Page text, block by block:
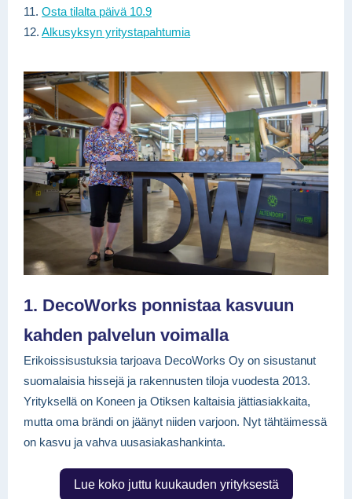
11. Osta tilalta päivä 10.9
12. Alkusyksyn yritystapahtumia
1. DecoWorks ponnistaa kasvuun
kahden palvelun voimalla
Erikoissisustuksia tarjoava DecoWorks Oy on sisustanut
suomalaisia hissejä ja rakennusten tiloja vuodesta 2013.
Yrityksellä on Koneen ja Otiksen kaltaisia jättiasiakkaita,
mutta oma brändi on jäänyt niiden varjoon. Nyt tähtäimessä
on kasvu ja vahva uusasiakashankinta.
Lue koko juttu kuukauden yrityksestä